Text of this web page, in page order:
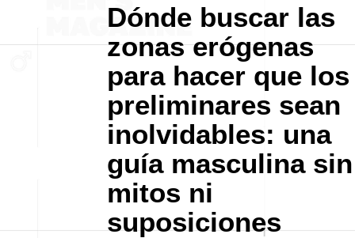
Dónde buscar las
zonas erógenas
para hacer que los
preliminares sean
inolvidables: una
guía masculina sin
mitos ni
suposiciones